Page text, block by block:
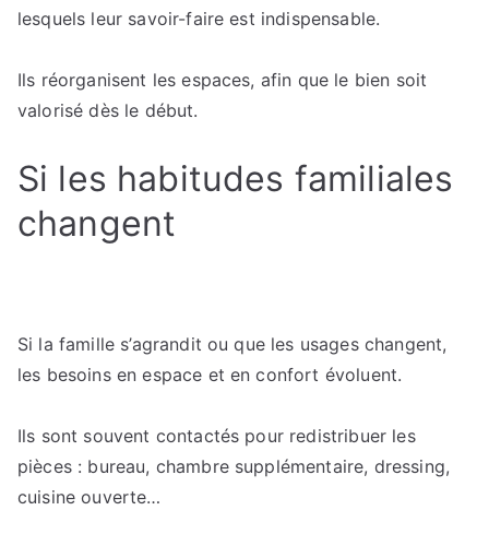
lesquels leur savoir-faire est indispensable.
Ils réorganisent les espaces, afin que le bien soit
valorisé dès le début.
Si les habitudes familiales
changent
Si la famille s’agrandit ou que les usages changent,
les besoins en espace et en confort évoluent.
Ils sont souvent contactés pour redistribuer les
pièces : bureau, chambre supplémentaire, dressing,
cuisine ouverte…